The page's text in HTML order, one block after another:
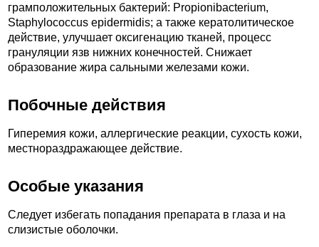
грамположительных бактерий: Propionibacterium,
Staphylococcus epidermidis; а также кератолитическое
действие, улучшает оксигенацию тканей, процесс
грануляции язв нижних конечностей. Снижает
образование жира сальными железами кожи.
Побочные действия
Гиперемия кожи, аллергические реакции, сухость кожи,
местнораздражающее действие.
Особые указания
Следует избегать попадания препарата в глаза и на
слизистые оболочки.